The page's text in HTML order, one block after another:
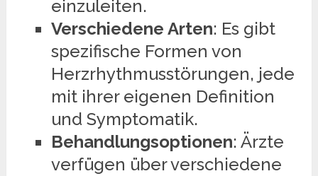
einzuleiten.
Verschiedene Arten: Es gibt
spezifische Formen von
Herzrhythmusstörungen, jede
mit ihrer eigenen Definition
und Symptomatik.
Behandlungsoptionen: Ärzte
verfügen über verschiedene